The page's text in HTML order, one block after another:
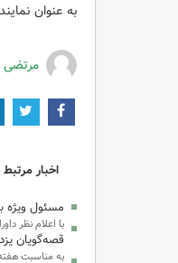
به عنوان
مرتضی
اخبار مرتبط
مسئول ویژه
با اعلام نظر
قصه‌گویان
به مناسبت